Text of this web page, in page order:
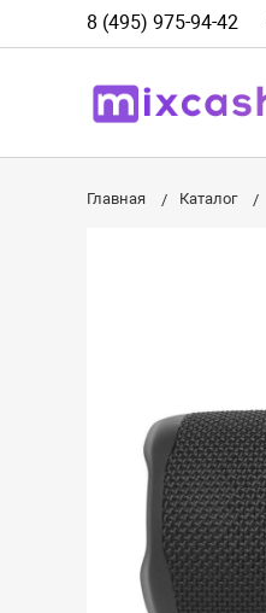
8 (495) 975-94-42
Главная Каталог